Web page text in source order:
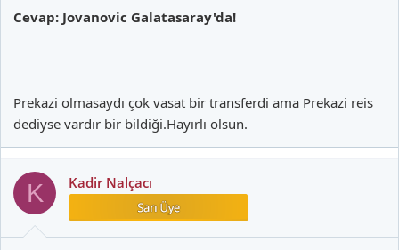
Cevap: Jovanovic Galatasaray'da!
Prekazi olmasaydı çok vasat bir transferdi ama Prekazi reis
dediyse vardır bir bildiği.Hayırlı olsun.
K Kadir Nalçacı